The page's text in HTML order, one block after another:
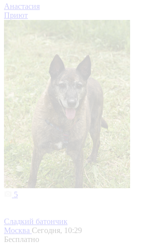
Анастасия
Приют
5
Сладкий батончик
Москва Сегодня, 10:29
Бесплатно